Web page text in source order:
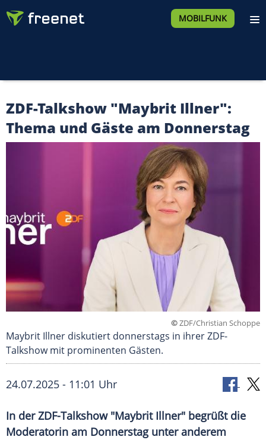
MOBILFUNK
ZDF-Talkshow "Maybrit Illner":
Thema und Gäste am Donnerstag
©ZDF/Christian Schoppe
Maybrit Illner diskutiert donnerstags in ihrer ZDF-
Talkshow mit prominenten Gästen.
24.07.2025 - 11:01 Uhr
In der ZDF-Talkshow "Maybrit Illner" begrüßt die
Moderatorin am Donnerstag unter anderem